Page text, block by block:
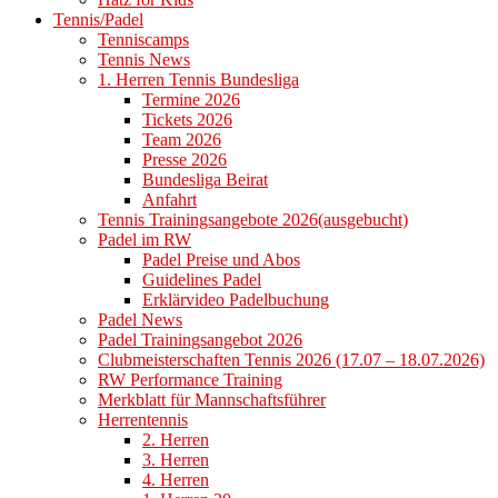
Tennis/Padel
Tenniscamps
Tennis News
1. Herren Tennis Bundesliga
Termine 2026
Tickets 2026
Team 2026
Presse 2026
Bundesliga Beirat
Anfahrt
Tennis Trainingsangebote 2026(ausgebucht)
Padel im RW
Padel Preise und Abos
Guidelines Padel
Erklärvideo Padelbuchung
Padel News
Padel Trainingsangebot 2026
Clubmeisterschaften Tennis 2026 (17.07 – 18.07.2026)
RW Performance Training
Merkblatt für Mannschaftsführer
Herrentennis
2. Herren
3. Herren
4. Herren